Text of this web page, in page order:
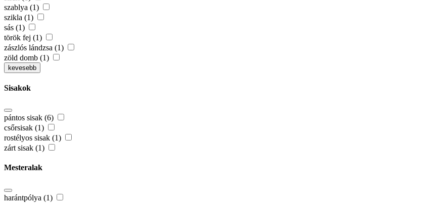
szablya (1)
szikla (1)
sás (1)
török fej (1)
zászlós lándzsa (1)
zöld domb (1)
kevesebb
Sisakok
pántos sisak (6)
csőrsisak (1)
rostélyos sisak (1)
zárt sisak (1)
Mesteralak
harántpólya (1)